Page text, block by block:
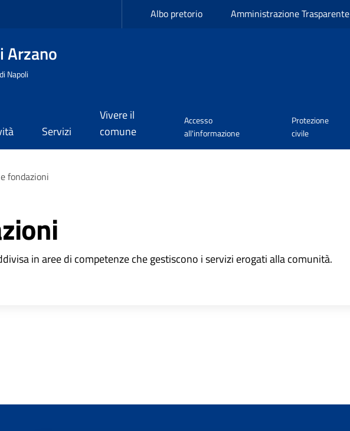
Albo pretorio Amministrazione Trasparente
Arzano
Napoli
Servizi
Vivere il
comune
Accesso
all'informazione
Protezione
civile
fondazioni
in aree di competenze che gestiscono i servizi erogati alla comunità.